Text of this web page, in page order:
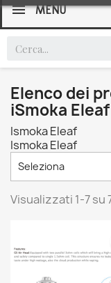
MENU
Elenco dei
iSmoka Eleaf
Ismoka Eleaf
Ismoka Eleaf
Seleziona
Visualizzati 1-7 su